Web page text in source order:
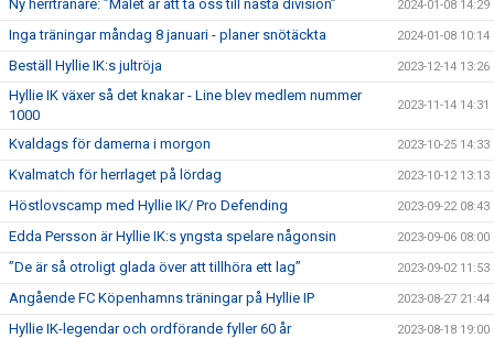
Ny herrtränare: ”Målet är att ta oss till nästa division” 2024-01-08 14:29
Inga träningar måndag 8 januari - planer snötäckta 2024-01-08 10:14
Beställ Hyllie IK:s jultröja 2023-12-14 13:26
Hyllie IK växer så det knakar - Line blev medlem nummer
1000
2023-11-14 14:31
Kvaldags för damerna i morgon 2023-10-25 14:33
Kvalmatch för herrlaget på lördag 2023-10-12 13:13
Höstlovscamp med Hyllie IK/ Pro Defending 2023-09-22 08:43
Edda Persson är Hyllie IK:s yngsta spelare någonsin 2023-09-06 08:00
”De är så otroligt glada över att tillhöra ett lag” 2023-09-02 11:53
Angående FC Köpenhamns träningar på Hyllie IP 2023-08-27 21:44
Hyllie IK-legendar och ordförande fyller 60 år 2023-08-18 19:00